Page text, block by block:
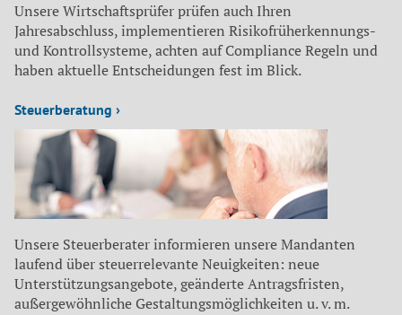
Unsere Wirtschaftsprüfer prüfen auch Ihren
Jahresabschluss, implementieren Risikofrüherkennungs-
und Kontrollsysteme, achten auf Compliance Regeln und
haben aktuelle Entscheidungen fest im Blick.
Steuerberatung ›
Unsere Steuerberater informieren unsere Mandanten
laufend über steuerrelevante Neuigkeiten: neue
Unterstützungsangebote, geänderte Antragsfristen,
außergewöhnliche Gestaltungsmöglichkeiten u. v. m.